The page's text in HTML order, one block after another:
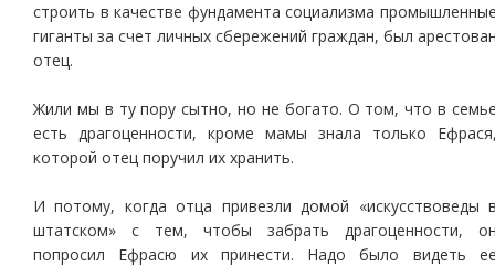
строить в качестве фундамента социализма
гиганты за счет личных сбережений граждан, был
отец.
Жили мы в ту пору сытно, но не богато. О том, что в
есть драгоценности, кроме мамы знала только
которой отец поручил их хранить.
И потому, когда отца привезли домой «искусствоведы
штатском» с тем, чтобы забрать драгоценности,
попросил Ефрасю их принести. Надо было видеть